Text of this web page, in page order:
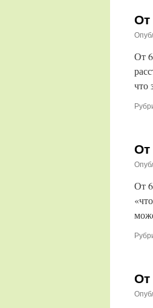
От
что
От
От
От